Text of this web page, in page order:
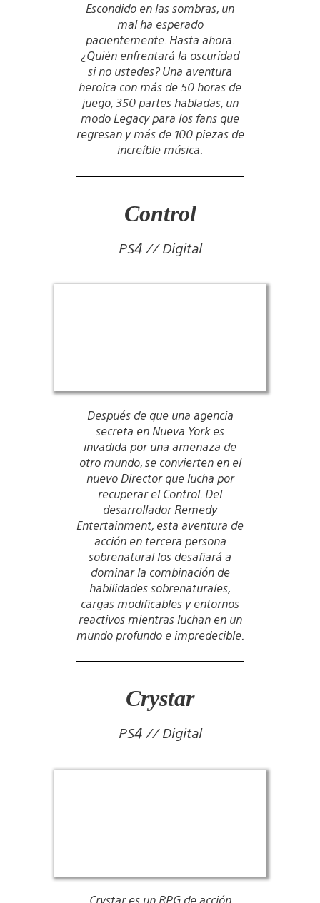
Escondido en las sombras, un
mal ha esperado
pacientemente. Hasta ahora.
¿Quién enfrentará la oscuridad
si no ustedes? Una aventura
heroica con más de 50 horas de
juego, 350 partes habladas, un
modo Legacy para los fans que
regresan y más de 100 piezas de
increíble música.
Control
PS4 // Digital
Después de que una agencia
secreta en Nueva York es
invadida por una amenaza de
otro mundo, se convierten en el
nuevo Director que lucha por
recuperar el Control. Del
desarrollador Remedy
Entertainment, esta aventura de
acción en tercera persona
sobrenatural los desafiará a
dominar la combinación de
habilidades sobrenaturales,
cargas modificables y entornos
reactivos mientras luchan en un
mundo profundo e impredecible.
Crystar
PS4 // Digital
Crystar es un RPG de acción